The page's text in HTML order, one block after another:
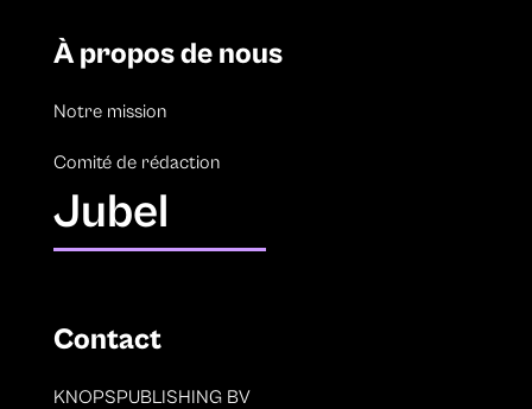
À propos de nous
Notre mission
Comité de rédaction
Jubel
Contact
KNOPSPUBLISHING BV